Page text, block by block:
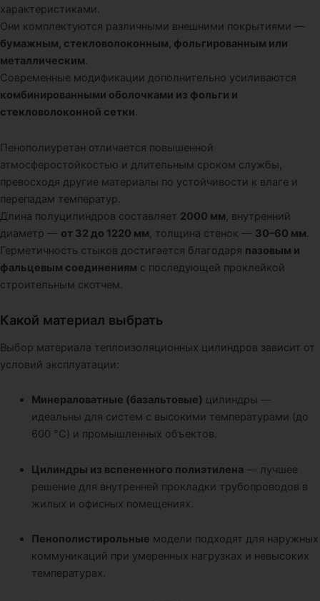
характеристиками.
Они комплектуются различными внешними покрытиями —
бумажным, стекловолоконным, фольгированным или
металлическим.
Современные модификации дополнительно усиливаются
комбинированными оболочками из фольги и
стекловолоконной сетки.
Пенополиуретан отличается повышенной
атмосферостойкостью и длительным сроком службы,
превосходя другие материалы по устойчивости к влаге и
перепадам температур.
Длина полуцилиндров составляет 2000 мм, внутренний
диаметр — от 32 до 1220 мм, толщина стенок — 30–60 мм.
Герметичность стыков достигается благодаря пазовым и
фальцевым соединениям с последующей проклейкой
строительным скотчем.
Какой материал выбрать
Выбор материала теплоизоляционных цилиндров зависит от
условий эксплуатации:
Минераловатные (базальтовые) цилиндры —
идеальны для систем с высокими температурами (до
600 °C) и промышленных объектов.
Цилиндры из вспененного полиэтилена— лучшее
решение для внутренней прокладки трубопроводов в
жилых и офисных помещениях.
Пенополистирольные модели подходят для наружных
коммуникаций при умеренных нагрузках и невысоких
температурах.